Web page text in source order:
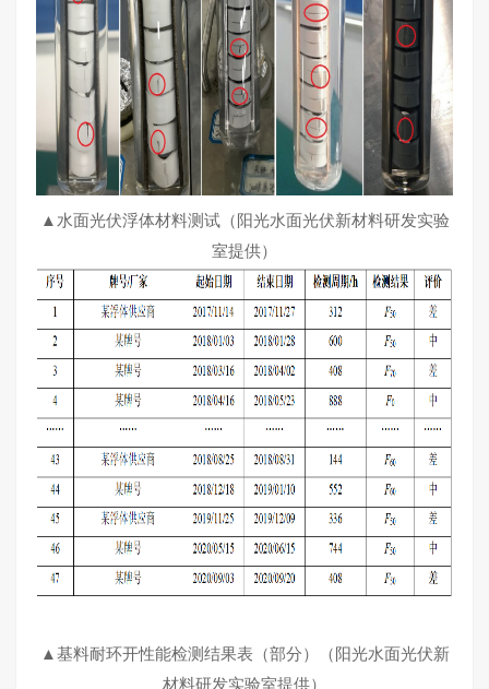
▲水面光伏浮体材料测试（阳光水面光伏新材料研发实验
室提供）
▲基料耐环开性能检测结果表（部分）（阳光水面光伏新
材料研发实验室提供）